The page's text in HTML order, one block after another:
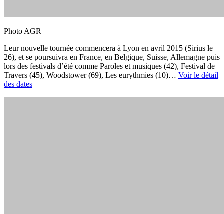
Photo AGR
Leur nouvelle tournée commencera à Lyon en avril 2015 (Sirius le
26), et se poursuivra en France, en Belgique, Suisse, Allemagne puis
lors des festivals d’été comme Paroles et musiques (42), Festival de
Travers (45), Woodstower (69), Les eurythmies (10)… Voir le détail
des dates